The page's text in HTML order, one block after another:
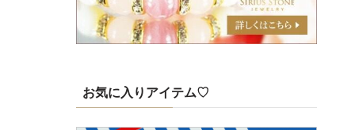
お気に入りアイテム♡